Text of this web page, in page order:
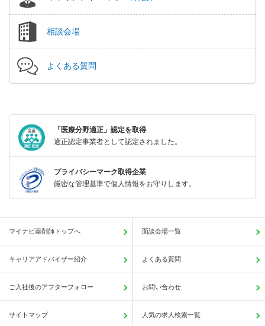
相談会場
よくある質問
「医療分野適正」認定を取得
適正認定事業者として認定されました。
プライバシーマーク取得企業
厳密な管理基準で個人情報をお守りします。
マイナビ薬剤師トップへ 面談会場一覧
キャリアアドバイザー紹介 よくある質問
ご入社後のアフターフォロー お問い合わせ
サイトマップ 人気の求人検索一覧